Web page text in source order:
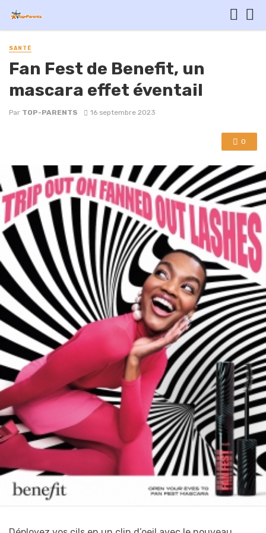
SANTÉ
Fan Fest de Benefit, un
mascara effet éventail
Par TOP-PARENTS 16 septembre 2023
0